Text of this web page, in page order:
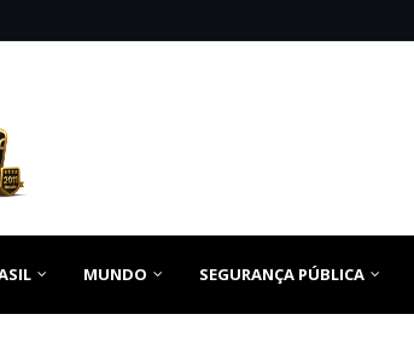
MUNDO SEGURANÇA PÚBLICA